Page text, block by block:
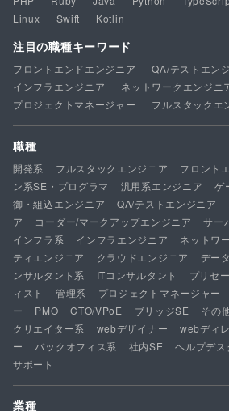
Linux
Swift Kotlin
注目の職種キーワード
フロントエンドエンジニア
QA/テストエン
インフラエンジニア
ネットワークエンジニ
プロジェクトマネージャー
フルスタックエ
職種
開発系 フルスタックエンジニア フロント
ン系SE・プログラマ
汎用系エンジニア ゲ
御・組込エンジニア
QA/テストエンジニア
ア
コーダー/マークアップエンジニア
サー
インフラ系
インフラエンジニア ネットワ
ティエンジニア
クラウドエンジニア デー
ンサルタント系
ITコンサルタント プリセ
ィスト
管理系 プロジェクトマネージャー
ー
PMO CTO/VPoE ブリッジSE その
クリエイター系
webデザイナー webディ
ー
バックオフィス系 社内SE ヘルプデス
サポート
業種